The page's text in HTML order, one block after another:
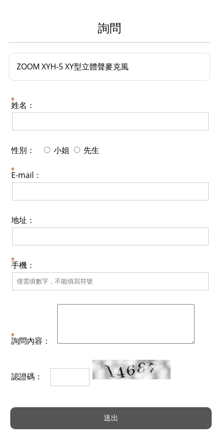
詢問
ZOOM XYH-5 XY型立體聲麥克風
姓名：
性別： 小姐 先生
E-mail：
地址：
手機：
詢問內容：
認證碼：